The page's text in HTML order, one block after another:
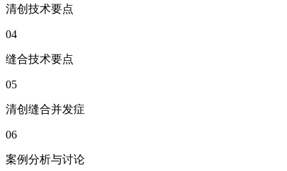
清创技术要点
04
缝合技术要点
05
清创缝合并发症
06
案例分析与讨论